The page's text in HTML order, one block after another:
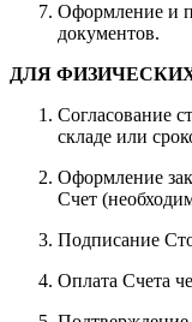
Оформление и
документов.
ДЛЯ
Согласование
складе или
Оформление
Счет
Подписание
Оплата Счета